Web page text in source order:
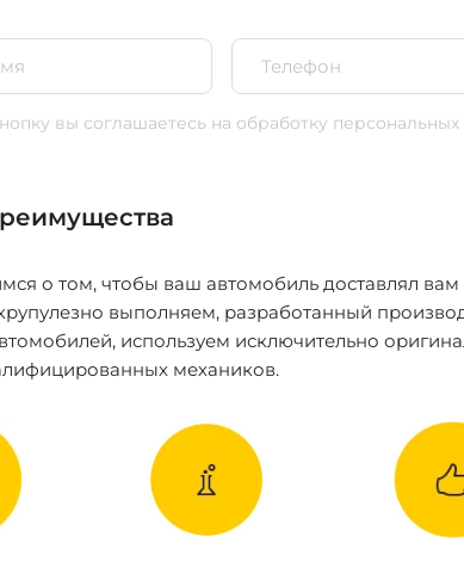
вы соглашаетесь на обработку
о том, чтобы ваш автомобиль доставлял вам
выполняем, разработанный
используем исключительно
механиков.